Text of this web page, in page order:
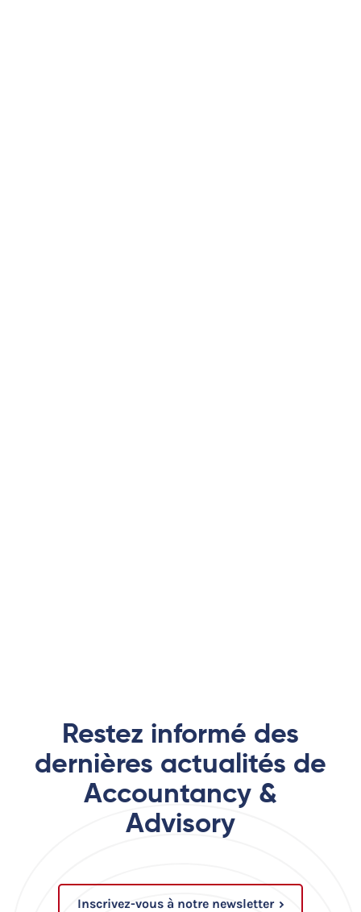
Restez informé des
dernières actualités de
Accountancy &
Advisory
Inscrivez-vous à notre newsletter